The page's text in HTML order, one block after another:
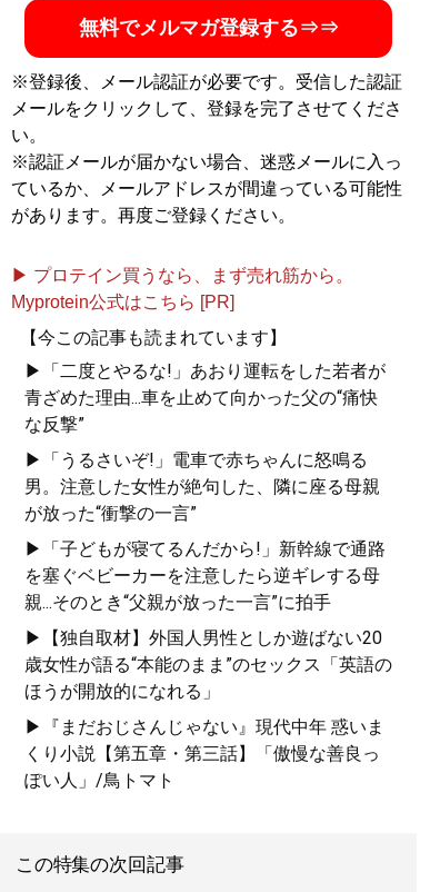
無料でメルマガ登録する⇒⇒
※登録後、メール認証が必要です。受信した認証
メールをクリックして、登録を完了させてくださ
い。
※認証メールが届かない場合、迷惑メールに入っ
ているか、メールアドレスが間違っている可能性
があります。再度ご登録ください。
▶ プロテイン買うなら、まず売れ筋から。
Myprotein公式はこちら [PR]
【今この記事も読まれています】
▶「二度とやるな!」あおり運転をした若者が
青ざめた理由...車を止めて向かった父の“痛快
な反撃”
▶「うるさいぞ!」電車で赤ちゃんに怒鳴る
男。注意した女性が絶句した、隣に座る母親
が放った“衝撃の一言”
▶「子どもが寝てるんだから!」新幹線で通路
を塞ぐベビーカーを注意したら逆ギレする母
親...そのとき“父親が放った一言”に拍手
▶【独自取材】外国人男性としか遊ばない20
歳女性が語る“本能のまま”のセックス「英語の
ほうが開放的になれる」
▶『まだおじさんじゃない』現代中年 惑いま
くり小説【第五章・第三話】「傲慢な善良っ
ぽい人」/鳥トマト
この特集の次回記事